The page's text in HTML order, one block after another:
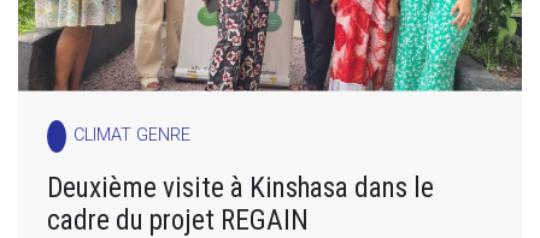
CLIMAT GENRE
Deuxième visite à Kinshasa dans le
cadre du projet REGAIN